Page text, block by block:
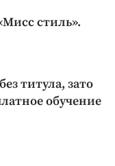
стиль».
титула, зато
обучение